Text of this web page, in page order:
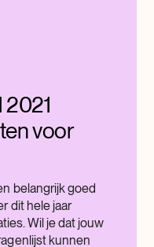
2021
voor
belangrijk goed
dit hele jaar
Wil je dat jouw
kunnen